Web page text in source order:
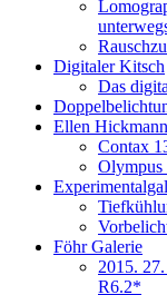
Digitaler Kitsch
Das
Ellen
Contax
Föhr Galerie
2015.
R6.2*